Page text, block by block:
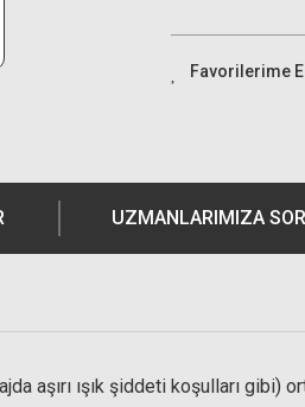
UZMANLARIMIZA
aşırı ışık şiddeti koşulları